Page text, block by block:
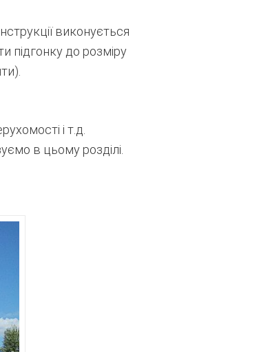
виконується
підгонку до розміру
і т.д.
в цьому розділі.